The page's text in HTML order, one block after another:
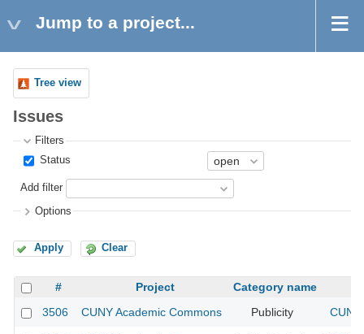
Jump to a project...
Tree view
Issues
Filters
Status
Add filter
Options
Apply Clear
# Project
Category name
3506
CUNY Academic Commons Publicity